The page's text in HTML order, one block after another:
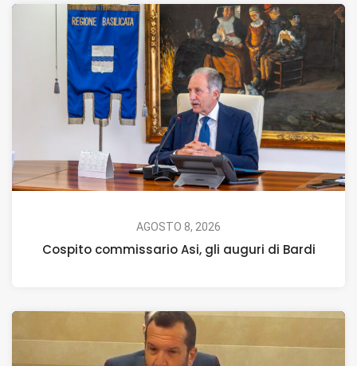
AGOSTO 8, 2026
Cospito commissario Asi, gli auguri di Bardi